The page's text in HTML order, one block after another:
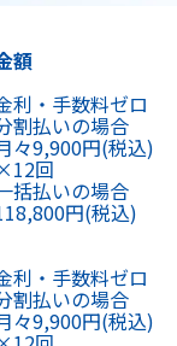
額
利・手数料ゼロ
割払いの場合
々9,900円(税込)
回
括払いの場合
円(税込)
利・手数料ゼロ
割払いの場合
々9,900円(税込)